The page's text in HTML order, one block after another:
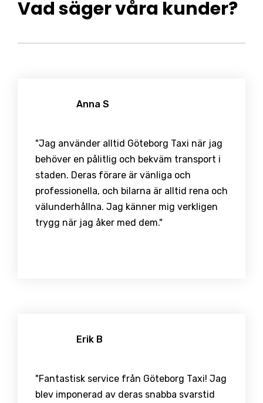
Vad säger våra kunder?
Anna S
"Jag använder alltid Göteborg Taxi när jag
behöver en pålitlig och bekväm transport i
staden. Deras förare är vänliga och
professionella, och bilarna är alltid rena och
välunderhållna. Jag känner mig verkligen
trygg när jag åker med dem."
Erik B
"Fantastisk service från Göteborg Taxi! Jag
blev imponerad av deras snabba svarstid